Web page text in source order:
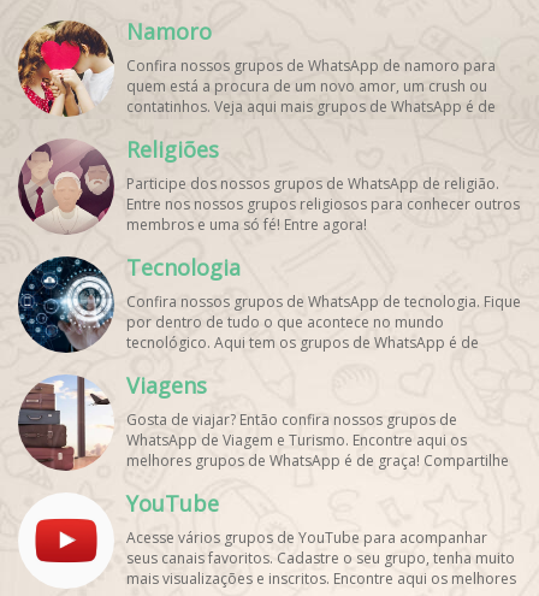
Namoro
Confira nossos grupos de WhatsApp de namoro para
quem está a procura de um novo amor, um crush ou
contatinhos. Veja aqui mais grupos de WhatsApp é de
Religiões
Participe dos nossos grupos de WhatsApp de religião.
Entre nos nossos grupos religiosos para conhecer outros
membros e uma só fé! Entre agora!
Tecnologia
Confira nossos grupos de WhatsApp de tecnologia. Fique
por dentro de tudo o que acontece no mundo
tecnológico. Aqui tem os grupos de WhatsApp é de
Viagens
Gosta de viajar? Então confira nossos grupos de
WhatsApp de Viagem e Turismo. Encontre aqui os
melhores grupos de WhatsApp é de graça! Compartilhe
YouTube
Acesse vários grupos de YouTube para acompanhar
seus canais favoritos. Cadastre o seu grupo, tenha muito
mais visualizações e inscritos. Encontre aqui os melhores